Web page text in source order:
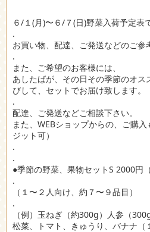
６/１(月)〜６/７(日)野菜入荷予定表
.
お買い物、配達、ご発送などのご参
.
また、ご希望のお客様には、
あしたばが、その日その季節のオス
びして、セットでお届け致します。
.
配達、ご発送などご相談下さい。
また、WEBショップからの、ご購
ジット可）
.
.
●季節の野菜、果物セットS 2000円（
.
（１〜２人向け、約７〜９品目）
.
（例）玉ねぎ（約300g）人参（
松菜、トマト、きゅうり、バナナ（